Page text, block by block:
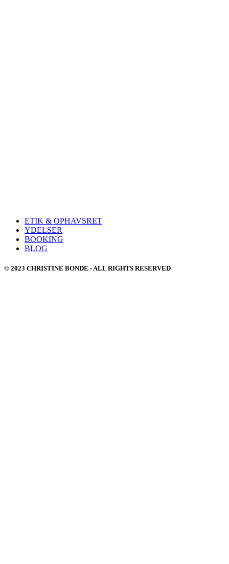
ETIK & OPHAVSRET
YDELSER
BOOKING
BLOG
© 2023 CHRISTINE BONDE - ALL RIGHTS RESERVED